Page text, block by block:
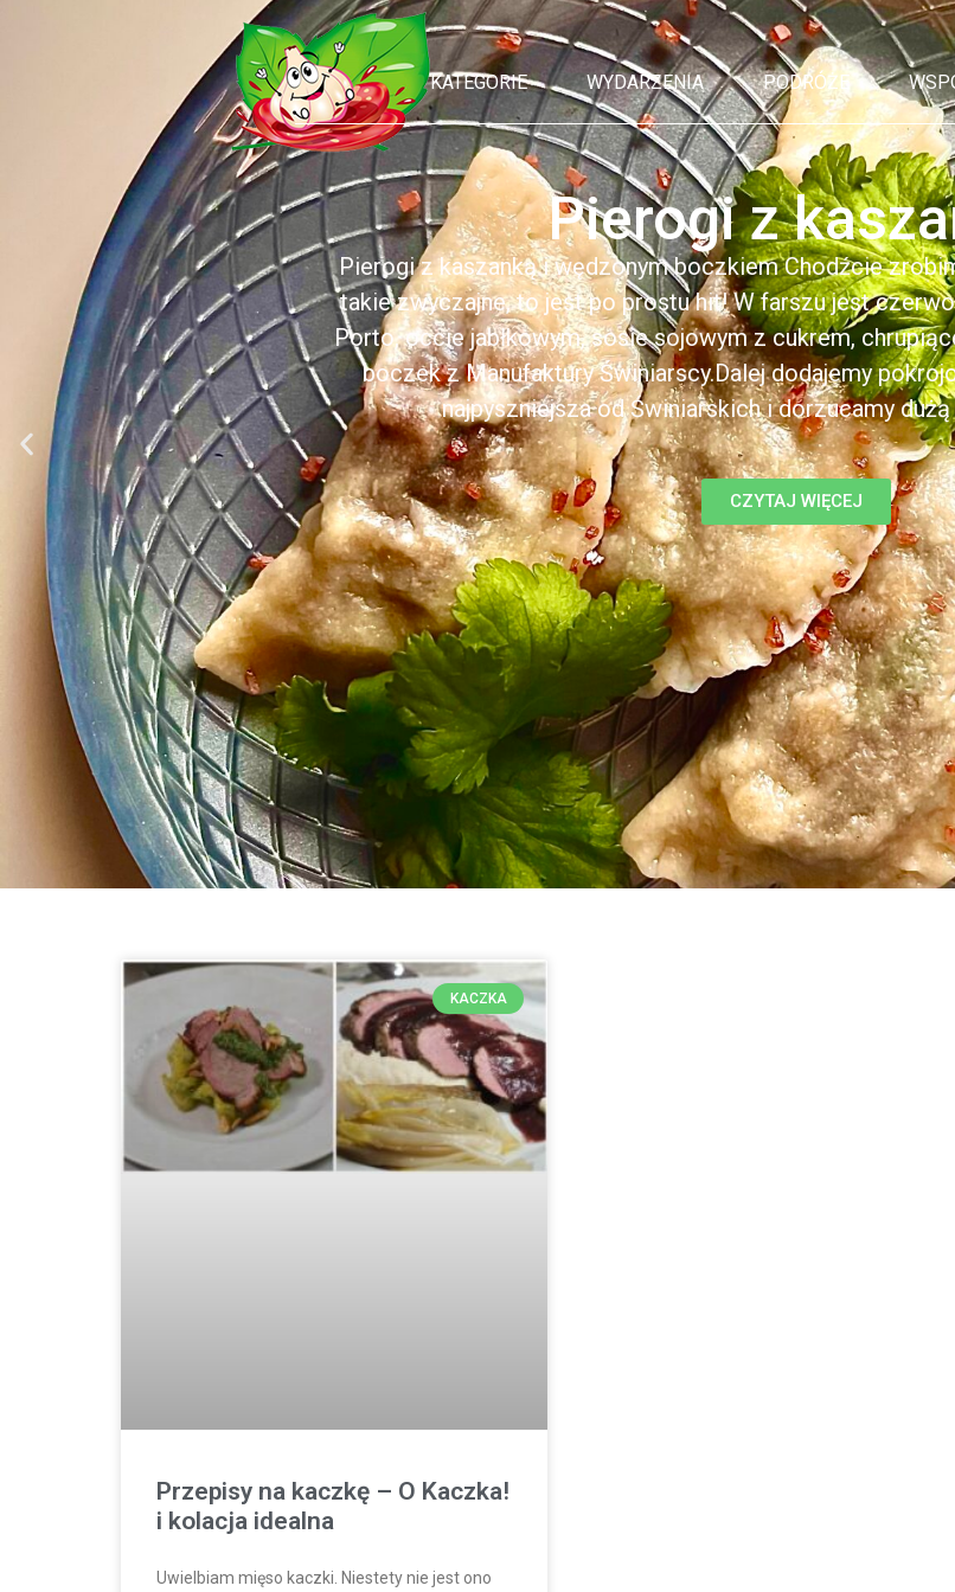
KATEGORIE WYDARZENIA PODRÓŻE
Pierogi z
Pierogi z kaszanką i wędzonym boczkiem Chodźcie
takie zwyczajne, to jest po prostu hit! W farszu jest
Porto, occie jabłkowym, sosie sojowym z cukrem,
boczek z Manufaktury Świniarscy.Dalej dodajemy
najpyszniejsza od Świniarskich i dorzucamy
CZYTAJ WIĘCEJ
KACZKA
Przepisy na kaczkę – O Kaczka!
i kolacja idealna
Uwielbiam mięso kaczki. Niestety nie jest ono